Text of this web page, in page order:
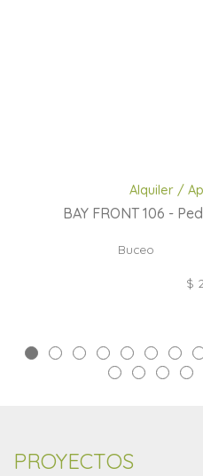
Alquiler /
BAY FRONT 106 -
Buceo
$
PROYECTOS